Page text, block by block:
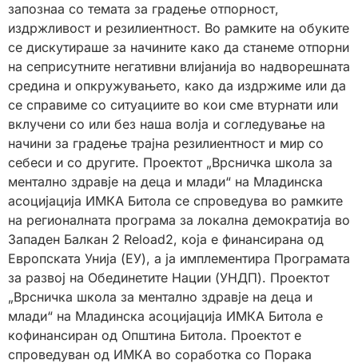
запознаа со темата за градење отпорност,
издржливост и резилиентност. Во рамките на обуките
се дискутираше за начините како да станеме отпорни
на сеприсутните негативни влијанија во надворешната
средина и опкружувањето, како да издржиме или да
се справиме со ситуациите во кои сме втурнати или
вклучени со или без наша волја и согледување на
начини за градење трајна резилиентност и мир со
себеси и со другите. Проектот „Врсничка школа за
ментално здравје на деца и млади“ на Младинска
асоцијација ИМКА Битола се спроведува во рамките
на регионалната програма за локална демократија во
Западен Балкан 2 Reload2, која е финансирана од
Европската Унија (ЕУ), а ја имплементира Програмата
за развој на Обединетите Нации (УНДП). Проектот
„Врсничка школа за ментално здравје на деца и
млади“ на Младинска асоцијација ИМКА Битола е
кофинансиран од Општина Битола. Проектот е
спроведуван од ИМКА во соработка со Порака